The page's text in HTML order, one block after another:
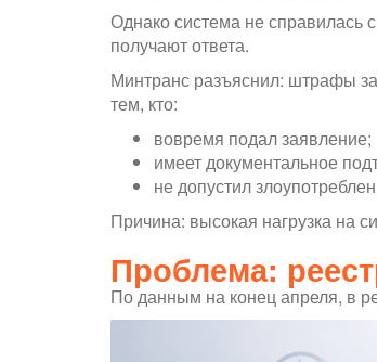
Однако система не справилась
получают ответа.
Минтранс разъяснил: штрафы
тем, кто:
вовремя подал заявление;
имеет документальное
не допустил
Причина: высокая нагрузка на
Проблема:
По данным на конец апреля, в